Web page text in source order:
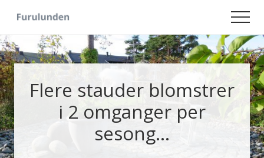
main
content
primary
sidebar
Hageliv
-
Lise
for
sjelenFlere stauder blomstrer
i 2 omganger per
sesong…